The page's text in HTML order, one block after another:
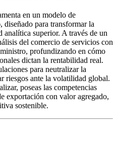
en un modelo de
diseñado para transformar la
analítica superior. A través de un
del comercio de servicios con
profundizando en cómo
dictan la rentabilidad real.
para neutralizar la
riesgos ante la volatilidad global.
poseas las competencias
exportación con valor agregado,
sostenible.